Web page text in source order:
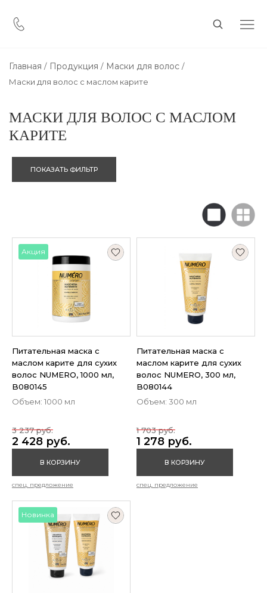
Главная Продукция Маски для волос
Маски для волос с маслом карите
МАСКИ ДЛЯ ВОЛОС С МАСЛОМ
КАРИТЕ
ПОКАЗАТЬ ФИЛЬТР
Акция
Питательная маска с
маслом карите для сухих
волос NUMERO, 1000 мл,
B080145
Объем: 1000 мл
2 428 руб.
3 237 руб.
В КОРЗИНУ
спец. предложение
Питательная маска с
маслом карите для сухих
волос NUMERO, 300 мл,
B080144
Объем: 300 мл
1 278 руб.
1 703 руб.
В КОРЗИНУ
спец. предложение
Новинка